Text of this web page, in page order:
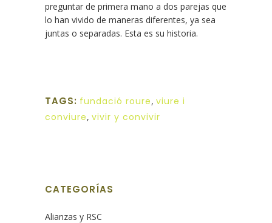
preguntar de primera mano a dos parejas que
lo han vivido de maneras diferentes, ya sea
juntas o separadas. Esta es su historia.
TAGS: fundació roure, viure i
conviure, vivir y convivir
CATEGORÍAS
Alianzas y RSC